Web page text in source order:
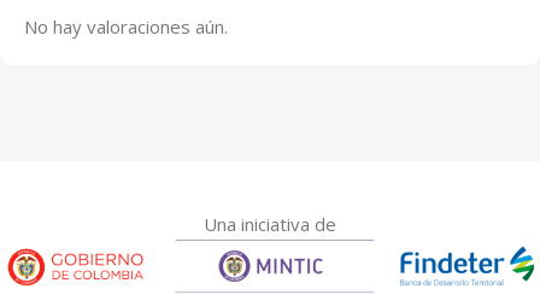
No hay valoraciones aún.
Una iniciativa de